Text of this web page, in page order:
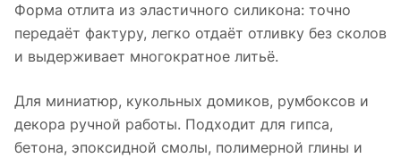
Форма отлита из эластичного силикона: точно
передаёт фактуру, легко отдаёт отливку без сколов
и выдерживает многократное литьё.
Для миниатюр, кукольных домиков, румбоксов и
декора ручной работы. Подходит для гипса,
бетона, эпоксидной смолы, полимерной глины и